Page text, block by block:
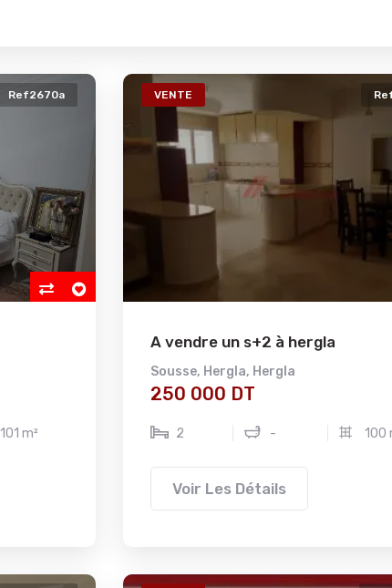
Ref2670a
101 m²
VENTE
A vendre un s+2 à hergla
Sousse, Hergla, Hergla
250 000 DT
2 - 100
Voir Les Détails